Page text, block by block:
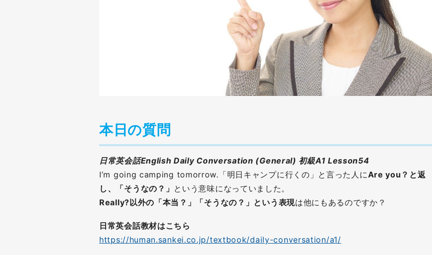
本日の質問
日常英会話English Daily Conversation (General) 初級A1 Lesson54
I’m going camping tomorrow.「明日キャンプに行くの」と言った人にAre you？と返
し、「そうなの？」 という意味になっていました。
Really?以外の「本当？」「そうなの？」という表現は他にもあるのですか？
日常英会話教材はこちら
https://human.sankei.co.jp/textbook/daily-conversation/a1/